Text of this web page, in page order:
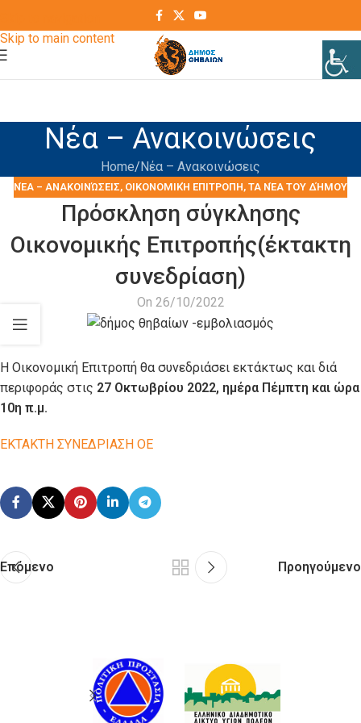
Skip to main content
Νέα – Ανακοινώσεις
Home Νέα – Ανακοινώσεις
ΝΈΑ – ΑΝΑΚΟΙΝΏΣΕΙΣ, ΟΙΚΟΝΟΜΙΚΉ ΕΠΙΤΡΟΠΗ, ΤΑ ΝΈΑ ΤΟΥ ΔΉΜΟΥ
Πρόσκληση σύγκλησης
Οικονομικής Επιτροπής(έκτακτη
συνεδρίαση)
On 26/10/2022
Η Οικονομική Επιτροπή θα συνεδριάσει εκτάκτως και διά
περιφοράς στις 27 Οκτωβρίου 2022, ημέρα Πέμπτη και ώρα
10η π.μ.
ΕΚΤΑΚΤΗ ΣΥΝΕΔΡΙΑΣΗ ΟΕ
Επόμενο Προηγούμενο